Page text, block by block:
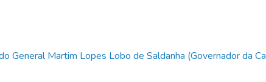
General Martim Lopes Lobo de Saldanha (Governador da